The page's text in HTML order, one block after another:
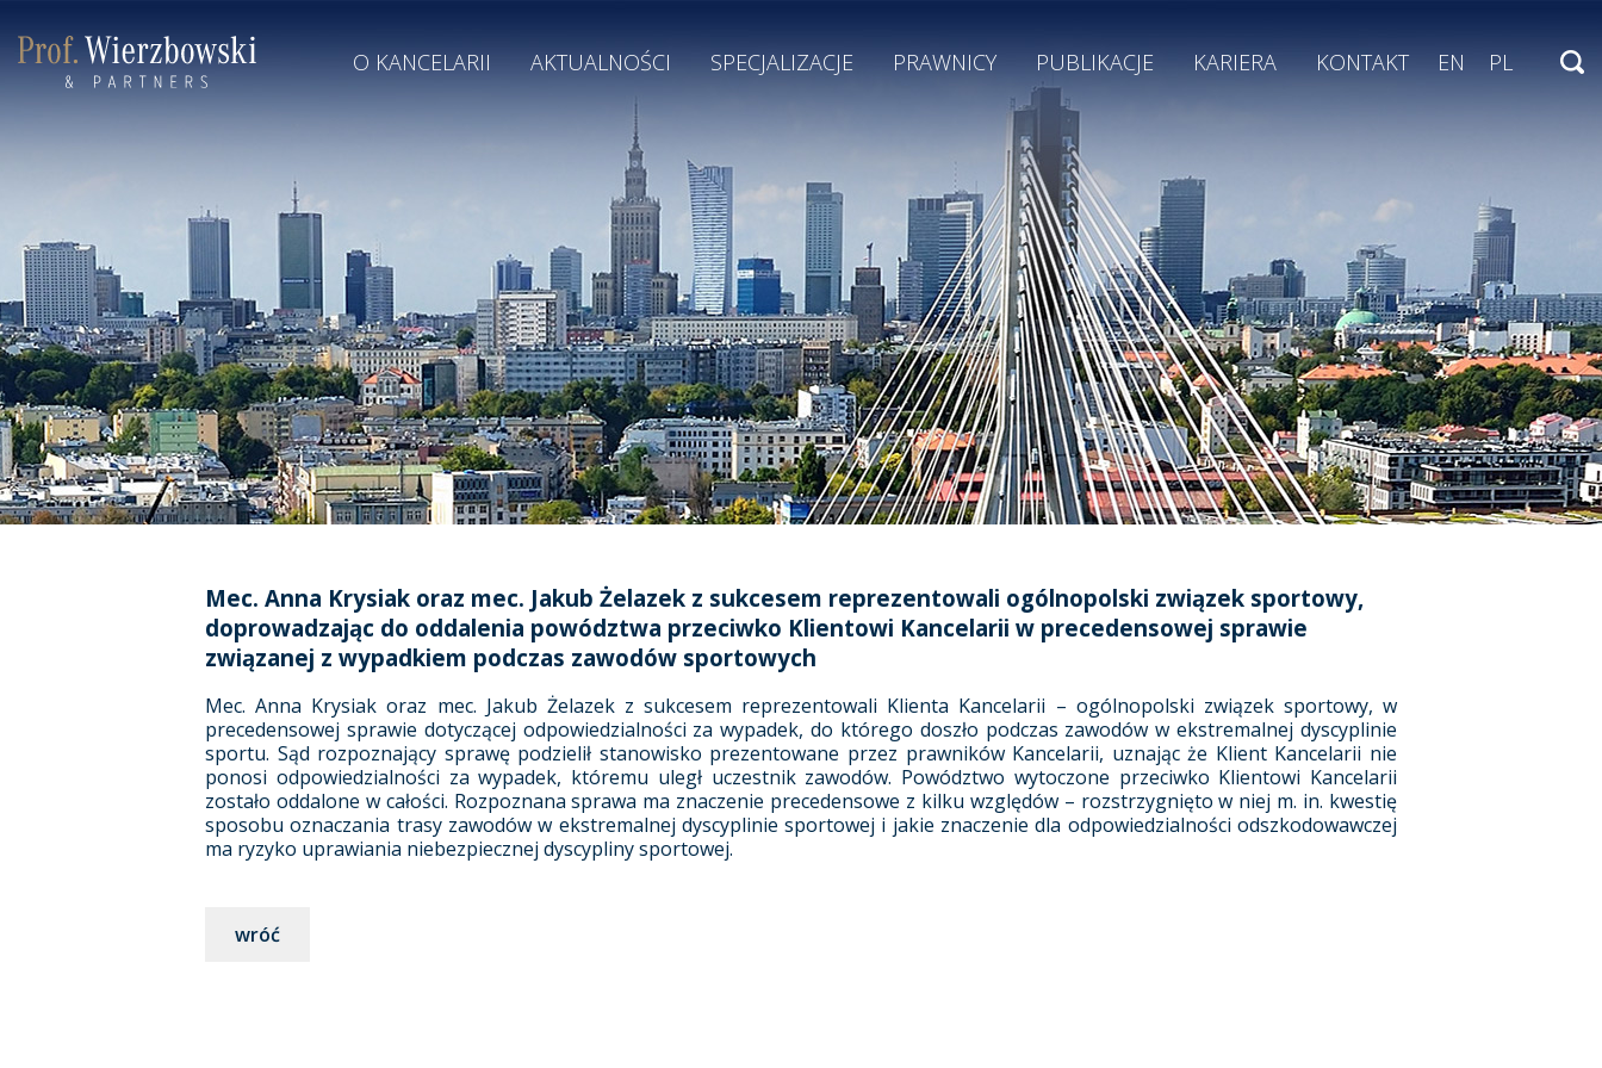
O KANCELARII AKTUALNOŚCI SPECJALIZACJE PRAWNICY PUBLIKACJE KARIERA KONTAKT EN PL
Mec. Anna Krysiak oraz mec. Jakub Żelazek z sukcesem reprezentowali ogólnopolski związek sportowy,
doprowadzając do oddalenia powództwa przeciwko Klientowi Kancelarii w precedensowej sprawie
związanej z wypadkiem podczas zawodów sportowych
Mec. Anna Krysiak oraz mec. Jakub Żelazek z sukcesem reprezentowali Klienta Kancelarii – ogólnopolski związek sportowy, w
precedensowej sprawie dotyczącej odpowiedzialności za wypadek, do którego doszło podczas zawodów w ekstremalnej dyscyplinie
sportu. Sąd rozpoznający sprawę podzielił stanowisko prezentowane przez prawników Kancelarii, uznając że Klient Kancelarii nie
ponosi odpowiedzialności za wypadek, któremu uległ uczestnik zawodów. Powództwo wytoczone przeciwko Klientowi Kancelarii
zostało oddalone w całości. Rozpoznana sprawa ma znaczenie precedensowe z kilku względów – rozstrzygnięto w niej m. in. kwestię
sposobu oznaczania trasy zawodów w ekstremalnej dyscyplinie sportowej i jakie znaczenie dla odpowiedzialności odszkodowawczej
ma ryzyko uprawiania niebezpiecznej dyscypliny sportowej.
wróć